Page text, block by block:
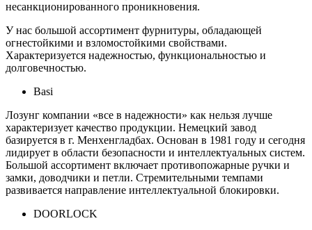
несанкционированного проникновения.
У нас большой ассортимент фурнитуры, обладающей
огнестойкими и взломостойкими свойствами.
Характеризуется надежностью, функциональностью и
долговечностью.
Basi
Лозунг компании «все в надежности» как нельзя лучше
характеризует качество продукции. Немецкий завод
базируется в г. Менхенгладбах. Основан в 1981 году и сегодня
лидирует в области безопасности и интеллектуальных систем.
Большой ассортимент включает противопожарные ручки и
замки, доводчики и петли. Стремительными темпами
развивается направление интеллектуальной блокировки.
DOORLOCK